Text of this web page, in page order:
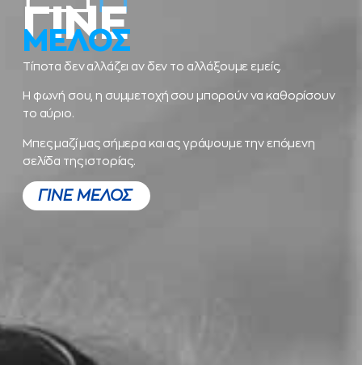
ΓΙΝΕ
ΜΕΛΟΣ
Τίποτα δεν αλλάζει αν δεν το αλλάξουμε εμείς.
Η φωνή σου, η συμμετοχή σου μπορούν να καθορίσουν
το αύριο.
Μπες μαζί μας σήμερα και ας γράψουμε την επόμενη
σελίδα της ιστορίας.
ΓΙΝΕ ΜΕΛΟΣ